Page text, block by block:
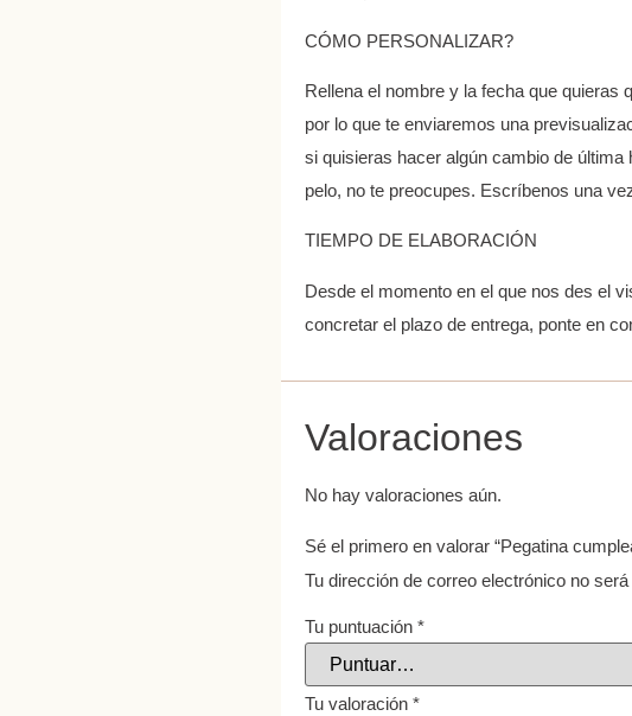
CÓMO PERSONALIZAR?
Rellena el nombre y la fecha que quieras
por lo que te enviaremos una
si quisieras hacer algún cambio de última
pelo, no te preocupes. Escríbenos una
TIEMPO DE ELABORACIÓN
Desde el momento en el que nos des el
concretar el plazo de entrega, ponte en
Valoraciones
No hay valoraciones aún.
Sé el primero en valorar “Pegatina
Tu dirección de correo electrónico no será
Tu puntuación *
Tu valoración *